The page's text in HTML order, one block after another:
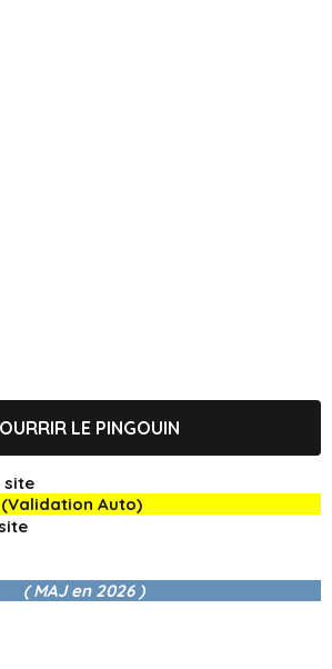
LE PINGOUIN
site
(Validation Auto)
( MAJ en 2026 )